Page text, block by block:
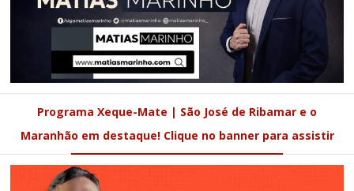
Programa Xeque-Mate | São José de Ribamar e o
Maranhão em destaque! Clique no banner para assistir